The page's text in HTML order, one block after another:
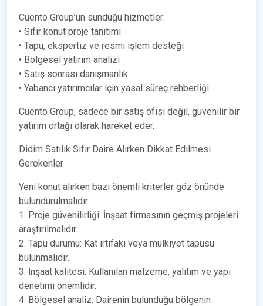
Cuento Group’un sunduğu hizmetler:
• Sıfır konut proje tanıtımı
• Tapu, ekspertiz ve resmi işlem desteği
• Bölgesel yatırım analizi
• Satış sonrası danışmanlık
• Yabancı yatırımcılar için yasal süreç rehberliği
Cuento Group, sadece bir satış ofisi değil, güvenilir bir
yatırım ortağı olarak hareket eder.
Didim Satılık Sıfır Daire Alırken Dikkat Edilmesi
Gerekenler
Yeni konut alırken bazı önemli kriterler göz önünde
bulundurulmalıdır:
1. Proje güvenilirliği: İnşaat firmasının geçmiş projeleri
araştırılmalıdır.
2. Tapu durumu: Kat irtifakı veya mülkiyet tapusu
bulunmalıdır.
3. İnşaat kalitesi: Kullanılan malzeme, yalıtım ve yapı
denetimi önemlidir.
4. Bölgesel analiz: Dairenin bulunduğu bölgenin